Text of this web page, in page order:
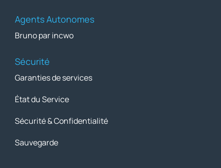
Agents Autonomes
Bruno par incwo
Sécurité
Garanties de services
État du Service
Sécurité & Confidentialité
Sauvegarde